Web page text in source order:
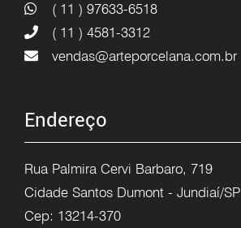
( 11 ) 97633-6518
( 11 ) 4581-3312
vendas@arteporcelana.com.br
Endereço
Rua Palmira Cervi Barbaro, 719
Cidade Santos Dumont - Jundiaí/SP
Cep: 13214-370